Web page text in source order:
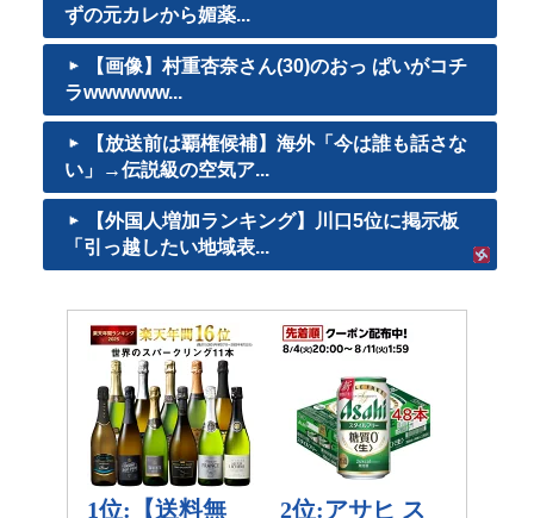
ずの元カレから媚薬...
【画像】村重杏奈さん(30)のおっ ぱいがコチ
ラwwwwww...
【放送前は覇権候補】海外「今は誰も話さな
い」→伝説級の空気ア...
【外国人増加ランキング】川口5位に掲示板
「引っ越したい地域表...